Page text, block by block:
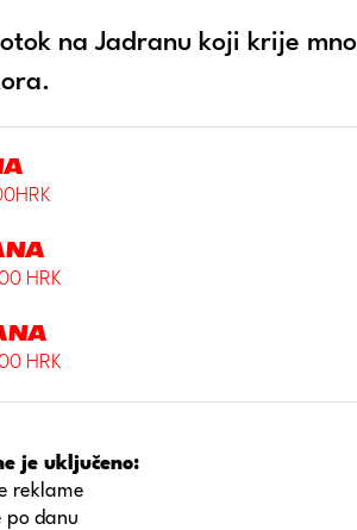
na Jadranu koji krije
HRK
HRK
je uključeno:
reklame
po danu